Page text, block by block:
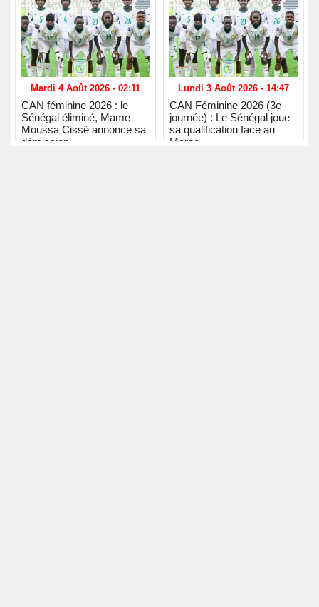
Mardi 4 Août 2026 - 02:11
CAN féminine 2026 : le
Sénégal éliminé, Mame
Moussa Cissé annonce sa
démission
Lundi 3 Août 2026 - 14:47
CAN Féminine 2026 (3e
journée) : Le Sénégal joue
sa qualification face au
Maroc